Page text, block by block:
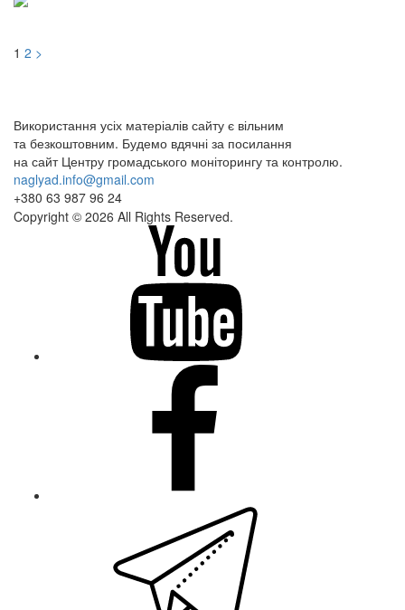
Навігація
1 2 >
Використання усіх матеріалів сайту є вільним
та безкоштовним. Будемо вдячні за посилання
на сайт Центру громадського моніторингу та контролю.
naglyad.info@gmail.com
+380 63 987 96 24
Copyright © 2026 All Rights Reserved.